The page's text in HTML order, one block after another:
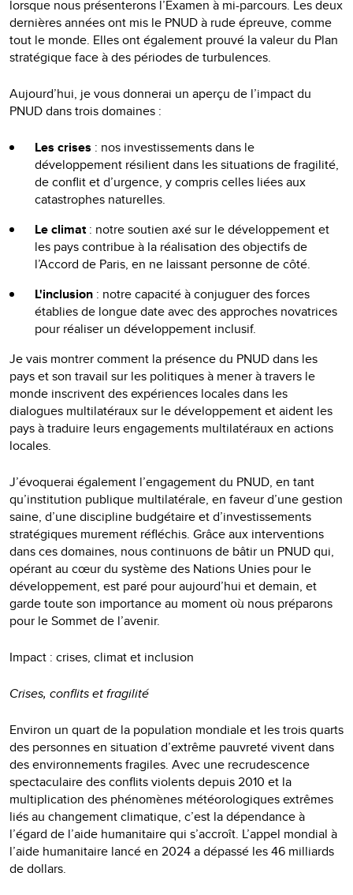
lorsque nous présenterons l’Examen à mi-parcours. Les deux
dernières années ont mis le PNUD à rude épreuve, comme
tout le monde. Elles ont également prouvé la valeur du Plan
stratégique face à des périodes de turbulences.
Aujourd’hui, je vous donnerai un aperçu de l’impact du
PNUD dans trois domaines :
Les crises : nos investissements dans le
développement résilient dans les situations de fragilité,
de conflit et d’urgence, y compris celles liées aux
catastrophes naturelles.
Le climat: notre soutien axé sur le développement et
les pays contribue à la réalisation des objectifs de
l’Accord de Paris, en ne laissant personne de côté.
L'inclusion : notre capacité à conjuguer des forces
établies de longue date avec des approches novatrices
pour réaliser un développement inclusif.
Je vais montrer comment la présence du PNUD dans les
pays et son travail sur les politiques à mener à travers le
monde inscrivent des expériences locales dans les
dialogues multilatéraux sur le développement et aident les
pays à traduire leurs engagements multilatéraux en actions
locales.
J’évoquerai également l’engagement du PNUD, en tant
qu’institution publique multilatérale, en faveur d’une gestion
saine, d’une discipline budgétaire et d’investissements
stratégiques murement réfléchis. Grâce aux interventions
dans ces domaines, nous continuons de bâtir un PNUD qui,
opérant au cœur du système des Nations Unies pour le
développement, est paré pour aujourd’hui et demain, et
garde toute son importance au moment où nous préparons
pour le Sommet de l’avenir.
Impact : crises, climat et inclusion
Crises, conflits et fragilité
Environ un quart de la population mondiale et les trois quarts
des personnes en situation d’extrême pauvreté vivent dans
des environnements fragiles. Avec une recrudescence
spectaculaire des conflits violents depuis 2010 et la
multiplication des phénomènes météorologiques extrêmes
liés au changement climatique, c’est la dépendance à
l’égard de l’aide humanitaire qui s’accroît. L’appel mondial à
l’aide humanitaire lancé en 2024 a dépassé les 46 milliards
de dollars.